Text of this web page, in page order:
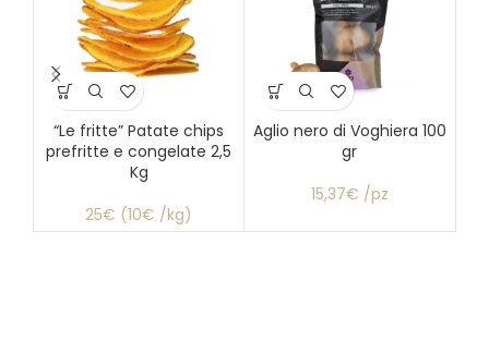
“Le fritte” Patate chips
prefritte e congelate 2,5
Kg
25€ (10€ /kg)
Aglio nero di Voghiera 100
gr
15,37€ /pz